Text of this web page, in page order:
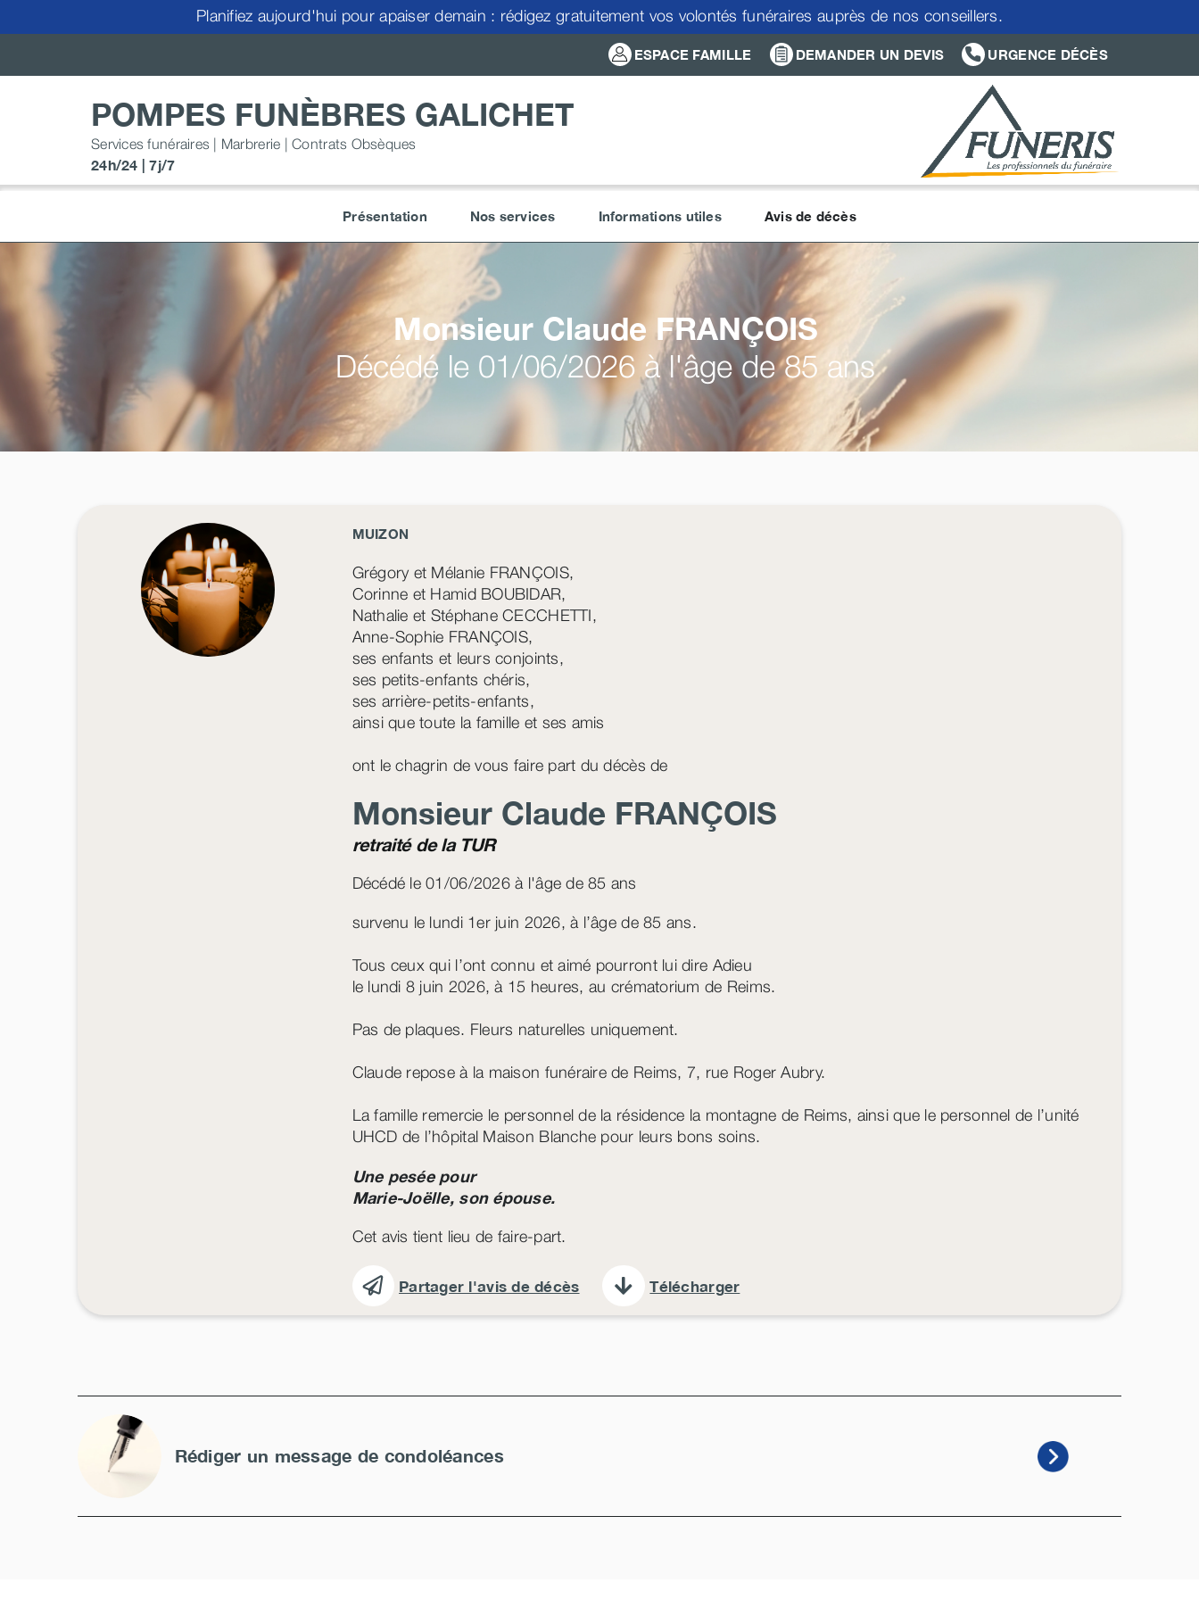
au
Planifiez aujourd'hui pour apaiser demain : rédigez gratuitement vos volontés funéraires auprès de nos conseillers.
ESPACE FAMILLE DEMANDER UN DEVIS URGENCE DÉCÈS
POMPES FUNÈBRES GALICHET
Services funéraires | Marbrerie | Contrats Obsèques
24h/24 | 7j/7
Présentation Nos services Informations utiles Avis de décès
Monsieur Claude FRANÇOIS
Décédé le 01/06/2026 à l'âge de 85 ans
MUIZON
Grégory et Mélanie FRANÇOIS,
Corinne et Hamid BOUBIDAR,
Nathalie et Stéphane CECCHETTI,
Anne-Sophie FRANÇOIS,
ses enfants et leurs conjoints,
ses petits-enfants chéris,
ses arrière-petits-enfants,
ainsi que toute la famille et ses amis
ont le chagrin de vous faire part du décès de
Monsieur Claude FRANÇOIS
retraité de la TUR
Décédé le 01/06/2026 à l'âge de 85 ans
survenu le lundi 1er juin 2026, à l’âge de 85 ans.
Tous ceux qui l’ont connu et aimé pourront lui dire Adieu
le lundi 8 juin 2026, à 15 heures, au crématorium de Reims.
Pas de plaques. Fleurs naturelles uniquement.
Claude repose à la maison funéraire de Reims, 7, rue Roger Aubry.
La famille remercie le personnel de la résidence la montagne de Reims, ainsi que le personnel de l’unité
UHCD de l’hôpital Maison Blanche pour leurs bons soins.
Une pesée pour
Marie-Joëlle, son épouse.
Cet avis tient lieu de faire-part.
Partager l'avis de décès Télécharger
Rédiger un message de condoléances